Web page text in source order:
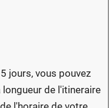
jours, vous pouvez
de l'itineraire